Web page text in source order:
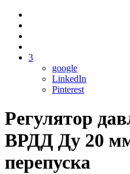
3
google
LinkedIn
Pinterest
Регулятор
ВРДД Ду 20
перепуска